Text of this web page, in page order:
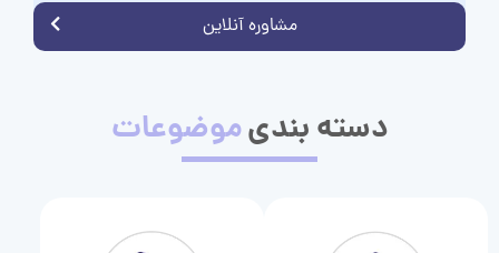
مشاوره آنلاین
دسته بندیموضوعات